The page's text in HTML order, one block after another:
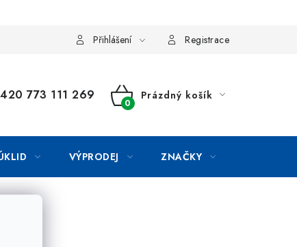
Přihlášení Registrace
773 111 269
NÁKUPNÍ
Prázdný košík
VÝPRODEJ ZNAČKY